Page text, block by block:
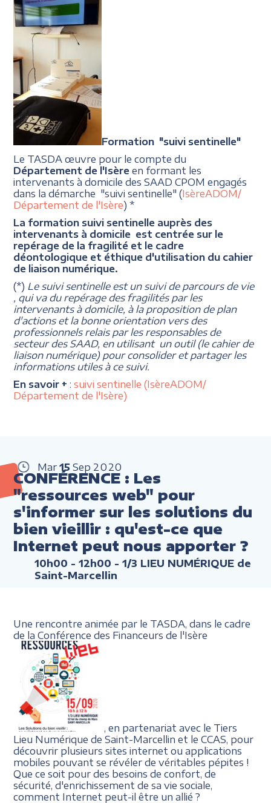
Formation "suivi sentinelle"
Le TASDA œuvre pour le compte du
Département de l'Isère en formant les
intervenants à domicile des SAAD CPOM engagés
dans la démarche "suivi sentinelle" (IsèreADOM/
Département de l'Isère) *
La formation suivi sentinelle auprès des
intervenants à domicile est centrée sur le
repérage de la fragilité et le cadre
déontologique et éthique d'utilisation du cahier
de liaison numérique.
(*) Le suivi sentinelle est un suivi de parcours de vie
, qui va du repérage des fragilités par les
intervenants à domicile, à la proposition de plan
d'actions et la bonne orientation vers des
professionnels relais par les responsables de
secteur des SAAD, en utilisant un outil (le cahier de
liaison numérique) pour consolider et partager les
informations utiles à ce suivi.
En savoir + : suivi sentinelle (IsèreADOM/
Département de l'Isère)
Mar 15 Sep 2020
CONFÉRENCE : Les
"ressources web" pour
s'informer sur les solutions du
bien vieillir : qu'est-ce que
Internet peut nous apporter ?
10h00 - 12h00 - 1/3 LIEU NUMÉRIQUE de
Saint-Marcellin
Une rencontre animée par le TASDA, dans le cadre
de la Conférence des Financeurs de l'Isère
, en partenariat avec le Tiers
Lieu Numérique de Saint-Marcellin et le CCAS, pour
découvrir plusieurs sites internet ou applications
mobiles pouvant se révéler de véritables pépites !
Que ce soit pour des besoins de confort, de
sécurité, d'enrichissement de sa vie sociale,
comment Internet peut-il être un allié ?